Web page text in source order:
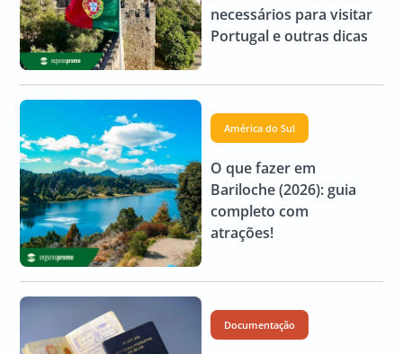
necessários para visitar
Portugal e outras dicas
América do Sul
O que fazer em
Bariloche (2026): guia
completo com
atrações!
Documentação